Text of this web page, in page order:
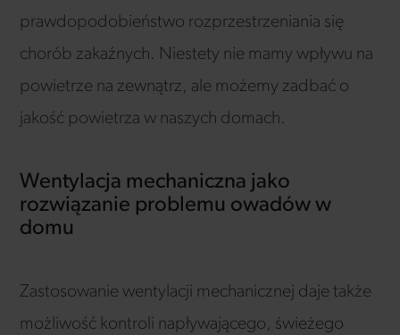
prawdopodobieństwo rozprzestrzeniania się
chorób zakaźnych. Niestety nie mamy wpływu na
powietrze na zewnątrz, ale możemy zadbać o
jakość powietrza w naszych domach.
Wentylacja mechaniczna jako
rozwiązanie problemu owadów w
domu
Zastosowanie wentylacji mechanicznej daje także
możliwość kontroli napływającego, świeżego